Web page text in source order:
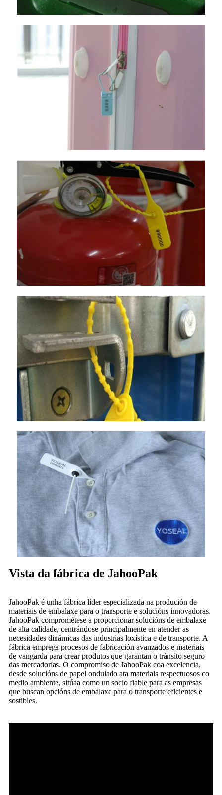
Vista da fábrica de JahooPak
JahooPak é unha fábrica líder especializada na produción de
materiais de embalaxe para o transporte e solucións innovadoras.
JahooPak comprométese a proporcionar solucións de embalaxe
de alta calidade, centrándose principalmente en atender as
necesidades dinámicas das industrias loxística e de transporte. A
fábrica emprega procesos de fabricación avanzados e materiais
de vangarda para crear produtos que garantan o tránsito seguro
das mercadorías. O compromiso de JahooPak coa excelencia,
desde solucións de papel ondulado ata materiais respectuosos co
medio ambiente, sitúaa como un socio fiable para as empresas
que buscan opcións de embalaxe para o transporte eficientes e
sostibles.